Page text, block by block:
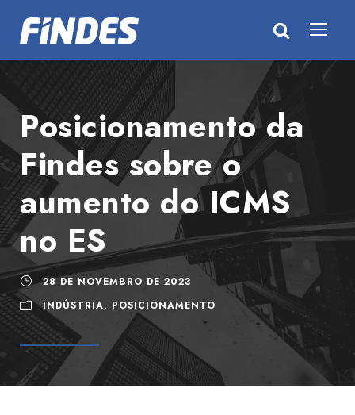
Posicionamento da
Findes sobre o
aumento do ICMS
no ES
28 DE NOVEMBRO DE 2023
INDÚSTRIA, POSICIONAMENTO